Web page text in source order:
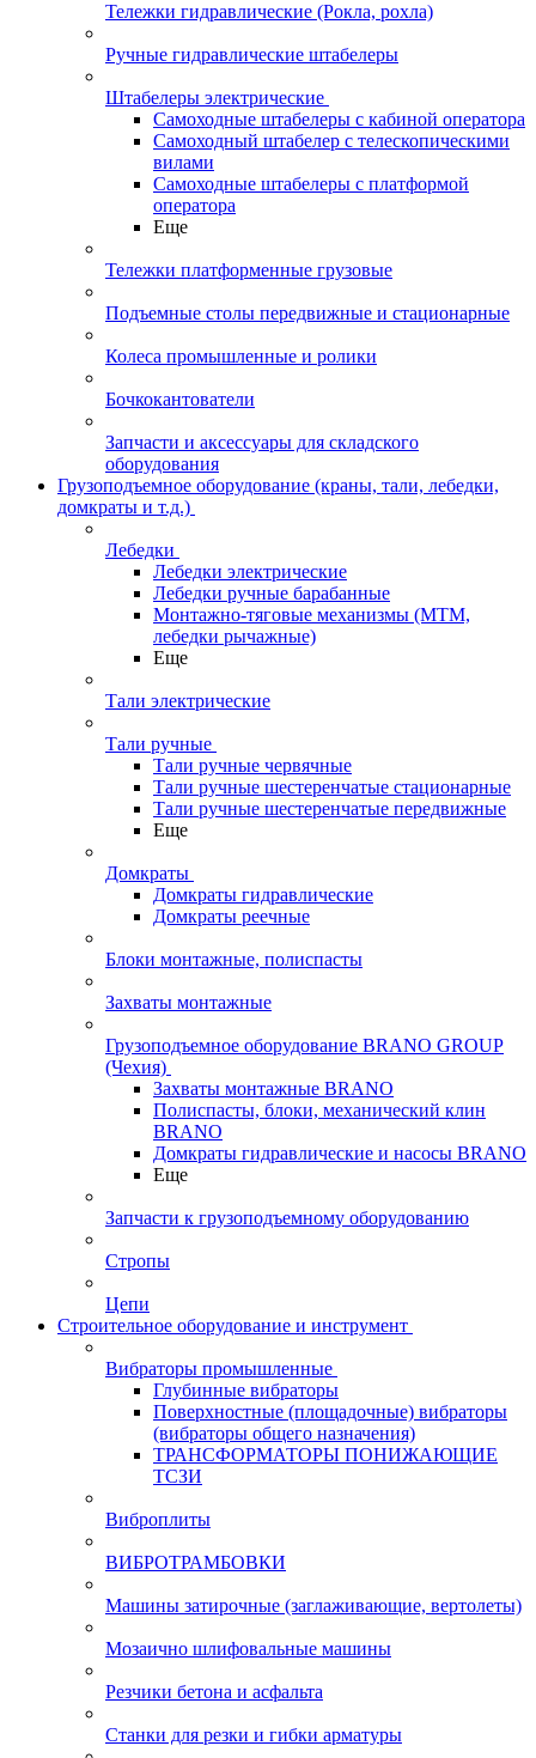
Тележки гидравлические (Рокла, рохла)
Ручные гидравлические штабелеры
Штабелеры электрические
Самоходные штабелеры с кабиной оператора
Самоходный штабелер с телескопическими
вилами
Самоходные штабелеры с платформой
оператора
Еще
Тележки платформенные грузовые
Подъемные столы передвижные и стационарные
Колеса промышленные и ролики
Бочкокантователи
Запчасти и аксессуары для складского
оборудования
Грузоподъемное оборудование (краны, тали, лебедки,
домкраты и т.д.)
Лебедки
Лебедки электрические
Лебедки ручные барабанные
Монтажно-тяговые механизмы (МТМ,
лебедки рычажные)
Еще
Тали электрические
Тали ручные
Тали ручные червячные
Тали ручные шестеренчатые стационарные
Тали ручные шестеренчатые передвижные
Еще
Домкраты
Домкраты гидравлические
Домкраты реечные
Блоки монтажные, полиспасты
Захваты монтажные
Грузоподъемное оборудование BRANO GROUP
(Чехия)
Захваты монтажные BRANO
Полиспасты, блоки, механический клин
BRANO
Домкраты гидравлические и насосы BRANO
Еще
Запчасти к грузоподъемному оборудованию
Стропы
Цепи
Строительное оборудование и инструмент
Вибраторы промышленные
Глубинные вибраторы
Поверхностные (площадочные) вибраторы
(вибраторы общего назначения)
ТРАНСФОРМАТОРЫ ПОНИЖАЮЩИЕ
ТСЗИ
Виброплиты
ВИБРОТРАМБОВКИ
Машины затирочные (заглаживающие, вертолеты)
Мозаично шлифовальные машины
Резчики бетона и асфальта
Станки для резки и гибки арматуры